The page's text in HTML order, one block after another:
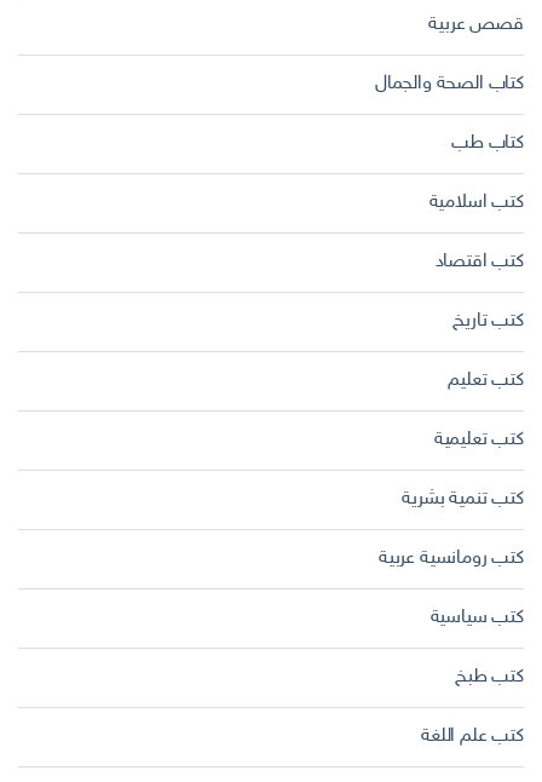
قصص عربية
كتاب الصحة والجمال
كتاب طب
كتب اسلامية
كتب اقتصاد
كتب تاريخ
كتب تعليم
كتب تعليمية
كتب تنمية بشرية
كتب رومانسية عربية
كتب سياسية
كتب طبخ
كتب علم اللغة